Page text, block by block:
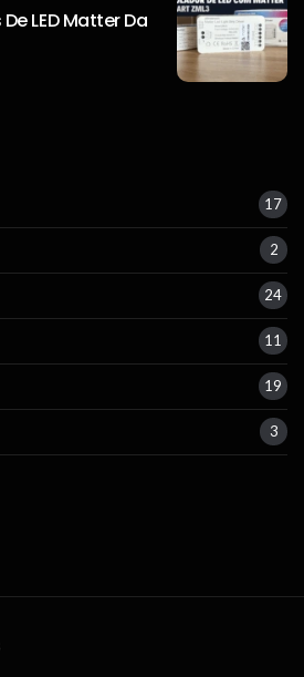
LED Matter Da
17
2
24
11
19
3